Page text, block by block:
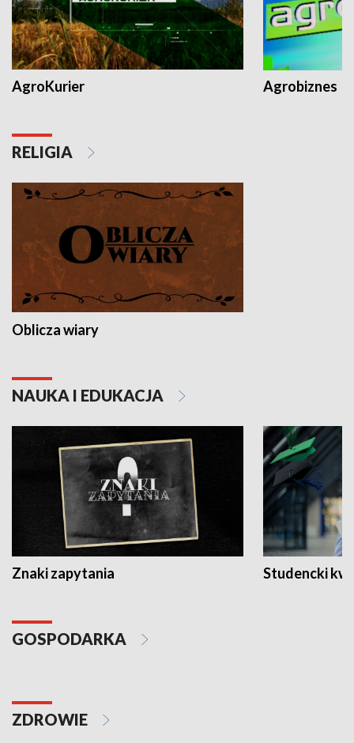
AgroKurier Agrobiznes
RELIGIA
Oblicza wiary
NAUKA I EDUKACJA
Znaki zapytania Studencki
GOSPODARKA
ZDROWIE